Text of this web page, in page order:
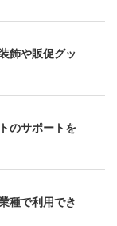
飾や販促グッ
のサポートを
種で利用でき